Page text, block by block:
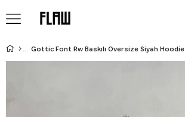
Gottic Font Rw Baskılı Oversize Siyah Hoodie